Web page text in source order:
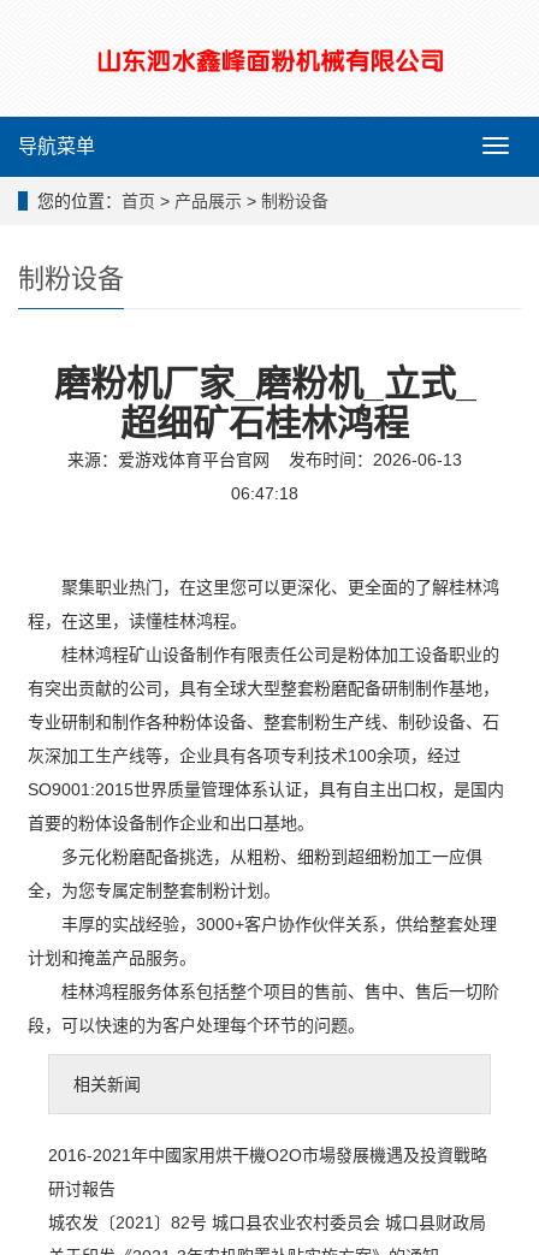
导
导航菜单
您的位置： 首页 > 产品展示 > 制粉设备
制粉设备
磨粉机厂家_磨粉机_立式_
超细矿石桂林鸿程
来源： 爱游戏体育平台官网
发布时间：2026-06-13
06:47:18
聚集职业热门，在这里您可以更深化、更全面的了解桂林鸿
程，在这里，读懂桂林鸿程。
桂林鸿程矿山设备制作有限责任公司是粉体加工设备职业的
有突出贡献的公司，具有全球大型整套粉磨配备研制制作基地，
专业研制和制作各种粉体设备、整套制粉生产线、制砂设备、石
灰深加工生产线等，企业具有各项专利技术100余项，经过
SO9001:2015世界质量管理体系认证，具有自主出口权，是国内
首要的粉体设备制作企业和出口基地。
多元化粉磨配备挑选，从粗粉、细粉到超细粉加工一应俱
全，为您专属定制整套制粉计划。
丰厚的实战经验，3000+客户协作伙伴关系，供给整套处理
计划和掩盖产品服务。
桂林鸿程服务体系包括整个项目的售前、售中、售后一切阶
段，可以快速的为客户处理每个环节的问题。
相关新闻
2016-2021年中國家用烘干機O2O市場發展機遇及投資戰略
研讨報告
城农发〔2021〕82号 城口县农业农村委员会 城口县财政局